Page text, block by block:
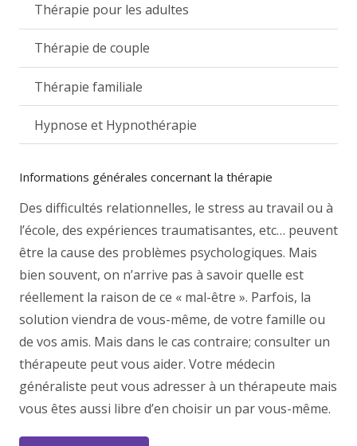
Thérapie pour les adultes
Thérapie de couple
Thérapie familiale
Hypnose et Hypnothérapie
Informations générales concernant la thérapie
Des difficultés relationnelles, le stress au travail ou à
l’école, des expériences traumatisantes, etc… peuvent
être la cause des problèmes psychologiques. Mais
bien souvent, on n’arrive pas à savoir quelle est
réellement la raison de ce « mal-être ». Parfois, la
solution viendra de vous-même, de votre famille ou
de vos amis. Mais dans le cas contraire; consulter un
thérapeute peut vous aider. Votre médecin
généraliste peut vous adresser à un thérapeute mais
vous êtes aussi libre d’en choisir un par vous-même.